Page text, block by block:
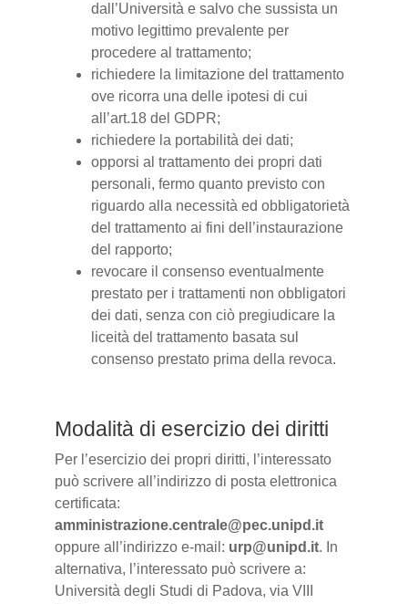
dall’Università e salvo che sussista un
motivo legittimo prevalente per
procedere al trattamento;
richiedere la limitazione del trattamento
ove ricorra una delle ipotesi di cui
all’art.18 del GDPR;
richiedere la portabilità dei dati;
opporsi al trattamento dei propri dati
personali, fermo quanto previsto con
riguardo alla necessità ed obbligatorietà
del trattamento ai fini dell’instaurazione
del rapporto;
revocare il consenso eventualmente
prestato per i trattamenti non obbligatori
dei dati, senza con ciò pregiudicare la
liceità del trattamento basata sul
consenso prestato prima della revoca.
Modalità di esercizio dei diritti
Per l’esercizio dei propri diritti, l’interessato
può scrivere all’indirizzo di posta elettronica
certificata:
amministrazione.centrale@pec.unipd.it
oppure all’indirizzo e-mail: urp@unipd.it. In
alternativa, l’interessato può scrivere a:
Università degli Studi di Padova, via VIII